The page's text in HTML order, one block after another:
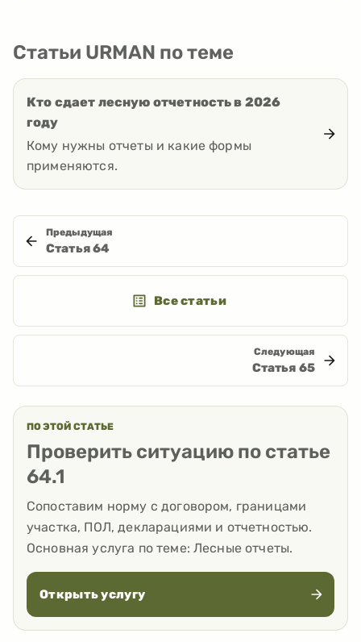
Статьи URMAN по теме
Кто сдает лесную отчетность в 2026
году
Кому нужны отчеты и какие формы
применяются.
Предыдущая
Статья64
Все статьи
Следующая
Статья 65
ПО ЭТОЙ СТАТЬЕ
Проверить ситуацию по статье
64.1
Сопоставим норму с договором, границами
участка, ПОЛ, декларациями и отчетностью.
Основная услуга по теме:Лесные отчеты.
Открыть услугу